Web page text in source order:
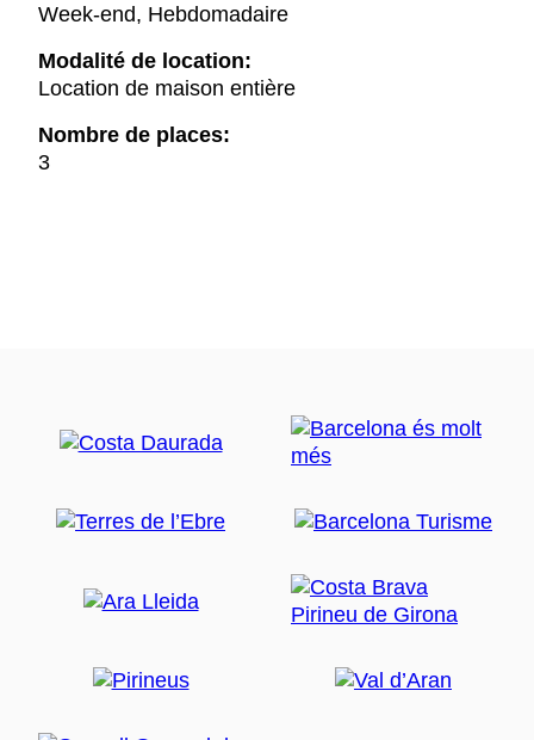
Week-end, Hebdomadaire
Modalité de location:
Location de maison entière
Nombre de places:
3